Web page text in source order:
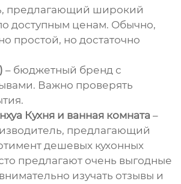
предлагающий широкий
доступным ценам. Обычно,
простой, но достаточно
– бюджетный бренд с
Важно проверять
Кухня и ванная комната –
предлагающий
дешевых кухонных
предлагают очень выгодные
изучать отзывы и